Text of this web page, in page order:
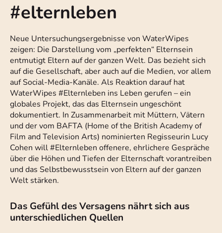
#elternleben
Neue Untersuchungsergebnisse von WaterWipes
zeigen: Die Darstellung vom „perfekten“ Elternsein
entmutigt Eltern auf der ganzen Welt. Das bezieht sich
auf die Gesellschaft, aber auch auf die Medien, vor allem
auf Social-Media-Kanäle. Als Reaktion darauf hat
WaterWipes #Elternleben ins Leben gerufen – ein
globales Projekt, das das Elternsein ungeschönt
dokumentiert. In Zusammenarbeit mit Müttern, Vätern
und der vom BAFTA (Home of the British Academy of
Film and Television Arts) nominierten Regisseurin Lucy
Cohen will #Elternleben offenere, ehrlichere Gespräche
über die Höhen und Tiefen der Elternschaft vorantreiben
und das Selbstbewusstsein von Eltern auf der ganzen
Welt stärken.
Das Gefühl des Versagens nährt sich aus
unterschiedlichen Quellen